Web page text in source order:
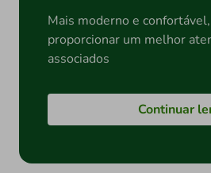
Mais moderno e
proporcionar um melhor
associados
Continuar